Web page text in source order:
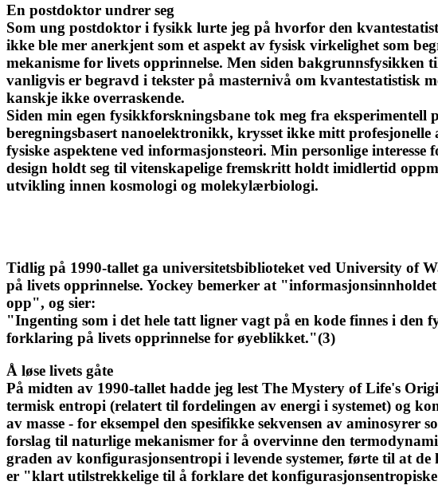
En postdoktor undrer seg
Som ung postdoktor i fysikk lurte jeg på hvorfor den
ikke ble mer anerkjent som et aspekt av fysisk virkelighet som
mekanisme for livets opprinnelse. Men siden bakgrunnsfysikken
vanligvis er begravd i tekster på masternivå om kvantestatistisk
kanskje ikke overraskende.
Siden min egen fysikkforskningsbane tok meg fra
beregningsbasert nanoelektronikk, krysset ikke mitt
fysiske aspektene ved informasjonsteori. Min personlige
design holdt seg til vitenskapelige fremskritt holdt imidlertid
utvikling innen kosmologi og molekylærbiologi.
Tidlig på 1990-tallet ga universitetsbiblioteket ved University of
på livets opprinnelse. Yockey bemerker at
opp", og sier:
"Ingenting som i det hele tatt ligner vagt på en kode finnes i den
forklaring på livets opprinnelse for øyeblikket."(3)
Å løse livets gåte
På midten av 1990-tallet hadde jeg lest The Mystery of Life's
termisk entropi (relatert til fordelingen av energi i systemet) og
av masse - for eksempel den spesifikke sekvensen av aminosyrer
forslag til naturlige mekanismer for å overvinne den
graden av konfigurasjonsentropi i levende systemer, førte til at
er "klart utilstrekkelige til å forklare det